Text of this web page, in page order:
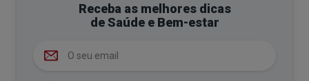
Receba as melhores dicas
de Saúde e Bem-estar